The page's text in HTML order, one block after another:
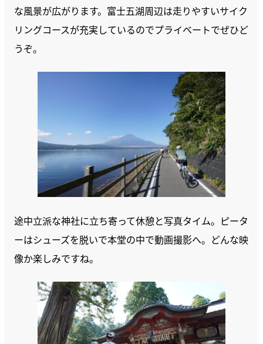
な風景が広がります。富士五湖周辺は走りやすいサイク
リングコースが充実しているのでプライベートでぜひど
うぞ。
途中立派な神社に立ち寄って休憩と写真タイム。ピータ
ーはシューズを脱いで本堂の中で動画撮影へ。どんな映
像か楽しみですね。